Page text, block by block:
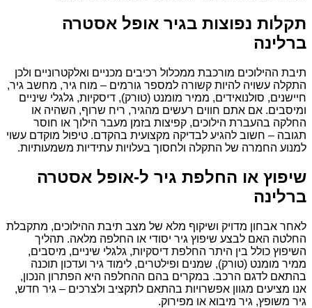
תקלות נפוצות בגיר אופל אסטרה
ברלינה
תיבת ההילוכים מורכבת ממכלול רכיבים מכניים ואלקטרוניים ולכן
התקלה עשויה להיות קשורה למספר גורמים – מוח גיר, מחשב גיר,
חיישנים, סולנואידים, ממיר מומנט (טורק), דיסקיות, גלגלי שיניים
ומיסבים. אם אתם חווים רעשים מהגיר, ריח שרוף, השהיה או
החלקה בהעברת הילוכים, קפיצות בזמן מעבר הילוך או חוסר
תגובה – חשוב להגיע לבדיקה מקצועית בהקדם. טיפול מוקדם עשוי
למנוע החמרה של התקלה ולחסוך בעלויות עתידיות משמעותיות.
שיפוץ או החלפת גיר ל-אופל אסטרה
ברלינה
לאחר אבחון מדויק ושיקוף מלא של מצב תיבת ההילוכים, מתקבלת
החלטה האם לבצע שיפוץ גיר יסודי או החלפה מלאה. תהליך
השיפוץ כולל בין היתר החלפת דיסקיות, גלגלי שיניים, מיסבים,
ממיר מומנט (טורק), שמנים ופילטרים, לימוד גיר ועדכון תוכנה
בהתאם לדגם הרכב. במקרים בהם ההחלפה היא הפתרון הנכון,
אנו מציעים מגוון אפשרויות בהתאם לתקציב ולצרכים – גיר חדש,
גיר משופץ, גיר מיבוא או מפירוק.